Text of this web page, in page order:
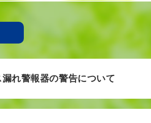
漏れ警報器の警告について